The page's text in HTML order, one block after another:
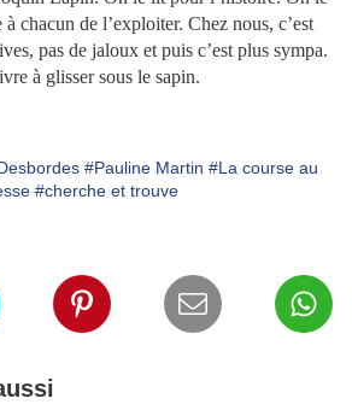
chacun de l’exploiter. Chez nous, c’est
pas de jaloux et puis c’est plus sympa.
à glisser sous le sapin.
#Pauline Martin #La course au
#cherche et trouve